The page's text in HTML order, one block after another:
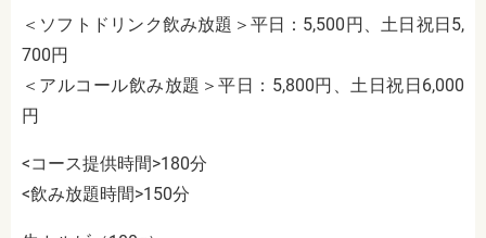
＜ソフトドリンク飲み放題＞平日：5,500円、土日祝日5,
700円
＜アルコール飲み放題＞平日：5,800円、土日祝日6,000
円
<コース提供時間>180分
<飲み放題時間>150分